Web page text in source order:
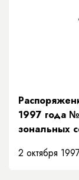
1997 года
зональных
2 октября